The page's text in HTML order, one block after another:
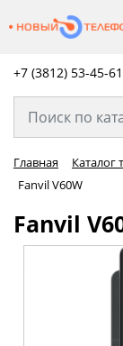
+7 (3812) 53-45-61
Главная Каталог
Fanvil V60W
Fanvil